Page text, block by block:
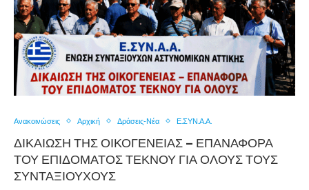
Ανακοινώσεις Αρχική Δράσεις-Νέα Ε.ΣΥΝ.Α.Α.
ΔΙΚΑΊΩΣΗ ΤΗΣ ΟΙΚΟΓΈΝΕΙΑΣ – ΕΠΑΝΑΦΟΡΆ
ΤΟΥ ΕΠΙΔΌΜΑΤΟΣ ΤΈΚΝΟΥ ΓΙΑ ΌΛΟΥΣ ΤΟΥΣ
ΣΥΝΤΑΞΙΟΎΧΟΥΣ